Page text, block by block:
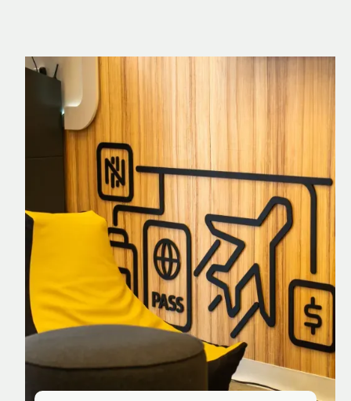
Nomad Explorer
Cartão de crédito brasileiro com cashback
em dólar